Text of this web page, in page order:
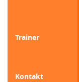
Trainer
Kontakt